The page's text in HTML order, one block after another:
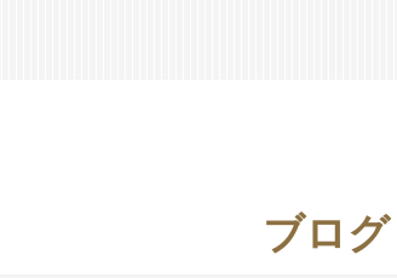
ブログ